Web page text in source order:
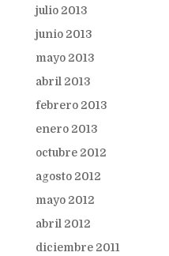
julio 2013
junio 2013
mayo 2013
abril 2013
febrero 2013
enero 2013
octubre 2012
agosto 2012
mayo 2012
abril 2012
diciembre 2011